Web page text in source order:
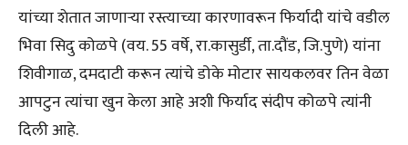
यांच्या शेतात जाणाऱ्या रस्त्याच्या कारणावरून फिर्यादी यांचे वडील
भिवा सिदु कोळपे (वय. 55 वर्षे, रा.कासुर्डी, ता.दौंड, जि.पुणे) यांना
शिवीगाळ, दमदाटी करून त्यांचे डोके मोटार सायकलवर तिन वेळा
आपटुन त्यांचा खुन केला आहे अशी फिर्याद संदीप कोळपे त्यांनी
दिली आहे.